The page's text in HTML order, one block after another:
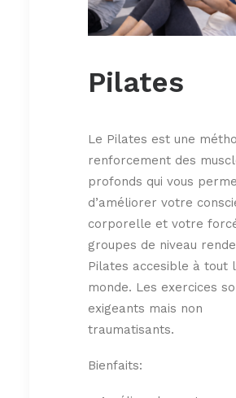
Pilates
Le Pilates est une
renforcement des
profonds qui vous
d’améliorer votre
corporelle et votre
groupes de niveau
Pilates accesible à tout
monde. Les exercices
exigeants mais non
traumatisants.
Bienfaits: